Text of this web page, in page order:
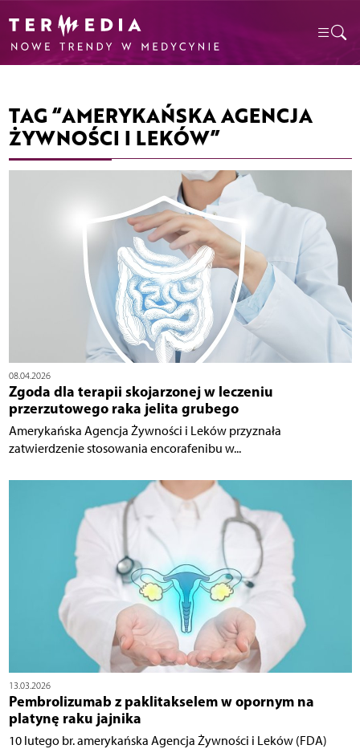
TAG “AMERYKAŃSKA AGENCJA
ŻYWNOŚCI I LEKÓW”
08.04.2026
Zgoda dla terapii skojarzonej w leczeniu
przerzutowego raka jelita grubego
Amerykańska Agencja Żywności i Leków przyznała
zatwierdzenie stosowania encorafenibu w...
13.03.2026
Pembrolizumab z paklitakselem w opornym na
platynę raku jajnika
10 lutego br. amerykańska Agencja Żywności i Leków (FDA)